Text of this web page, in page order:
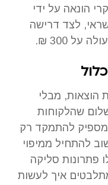
הונאה על ידי
לצד דרישה
על 300 ₪.
הוצאות, מבלי
שהלקוחות
מספיק להתמקד רק
להתחיל ממיפוי
פתרונות סליקה
איך לעשות